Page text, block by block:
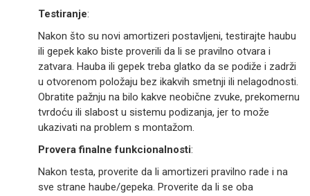
Testiranje:
Nakon što su novi amortizeri postavljeni, testirajte haubu
ili gepek kako biste proverili da li se pravilno otvara i
zatvara. Hauba ili gepek treba glatko da se podiže i zadrži
u otvorenom položaju bez ikakvih smetnji ili nelagodnosti.
Obratite pažnju na bilo kakve neobične zvuke, prekomernu
tvrdoću ili slabost u sistemu podizanja, jer to može
ukazivati na problem s montažom.
Provera finalne funkcionalnosti:
Nakon testa, proverite da li amortizeri pravilno rade i na
sve strane haube/gepeka. Proverite da li se oba